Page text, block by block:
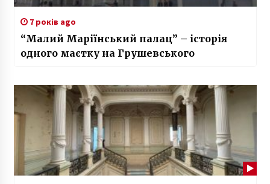
7 років ago
“Малий Маріїнський палац” – історія
одного маєтку на Грушевського